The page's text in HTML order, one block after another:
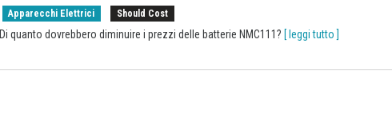
Apparecchi Elettrici Should Cost
Di quanto dovrebbero diminuire i prezzi delle batterie NMC111? [ leggi tutto ]